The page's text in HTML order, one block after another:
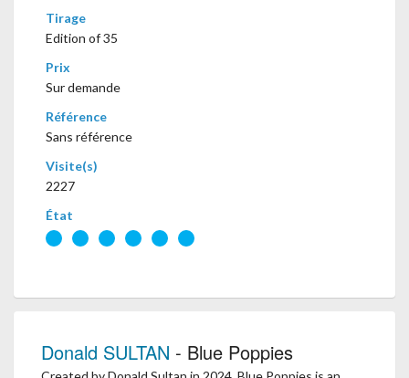
Tirage
Edition of 35
Prix
Sur demande
Référence
Sans référence
Visite(s)
2227
État
Donald SULTAN - Blue Poppies